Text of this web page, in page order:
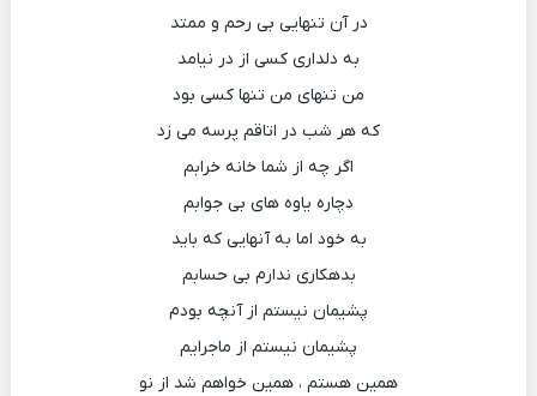
در آن تنهایی بی رحم و ممتد
به دلداری کسی از در نیامد
من تنهای من تنها کسی بود
که هر شب در اتاقم پرسه می زد
اگر چه از شما خانه خرابم
دچاره یاوه های بی جوابم
به خود اما به آنهایی که باید
بدهکاری ندارم بی حسابم
پشیمان نیستم از آنچه بودم
پشیمان نیستم از ماجرایم
همین هستم ، همین خواهم شد از نو